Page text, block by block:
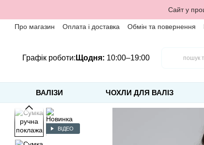
Сайт у
Про магазин Оплата і доставка Обмін та повернення
Графік роботи: Щодня: 10:00–19:00
ВАЛІЗИ ЧОХЛИ ДЛЯ ВАЛІЗ
ВІДЕО